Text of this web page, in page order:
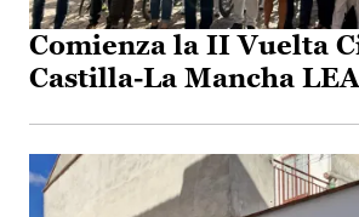
Comienza la II Vuelta
Castilla-La Mancha